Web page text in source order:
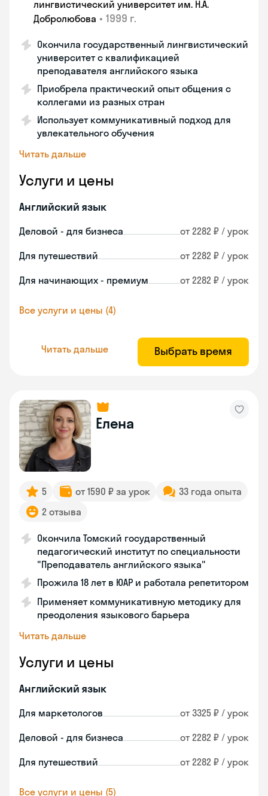
лингвистический университет им. Н.А.
Добролюбова • 1999 г.
Окончила государственный лингвистический
университет с квалификацией
преподавателя английского языка
Приобрела практический опыт общения с
коллегами из разных стран
Использует коммуникативный подход для
увлекательного обучения
Читать дальше
Услуги и цены
Английский язык
Деловой - для бизнеса от 2282 ₽ / урок
Для путешествий от 2282 ₽ / урок
Для начинающих - премиум от 2282 ₽ / урок
Все услуги и цены (4)
Читать дальше Выбрать время
Елена
5 от 1590 ₽ за урок
33 года опыта
2 отзыва
Окончила Томский государственный
педагогический институт по специальности
"Преподаватель английского языка"
Прожила 18 лет в ЮАР и работала репетитором
Применяет коммуникативную методику для
преодоления языкового барьера
Читать дальше
Услуги и цены
Английский язык
Для маркетологов от 3325 ₽ / урок
Деловой - для бизнеса от 2282 ₽ / урок
Для путешествий от 2282 ₽ / урок
Все услуги и цены (5)